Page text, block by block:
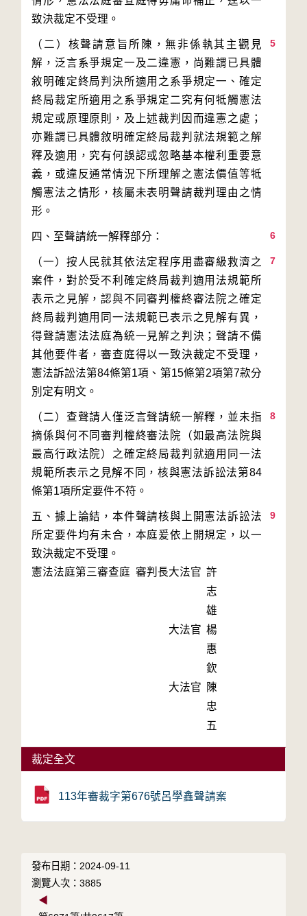
5
（二）核聲請意旨所陳，無非係執其主觀見
解，泛言系爭規定一及二違憲，尚難謂已具體
敘明確定終局判決所適用之系爭規定一、確定
終局裁定所適用之系爭規定二究有何牴觸憲法
規定或原理原則，及上述裁判因而違憲之處；
亦難謂已具體敘明確定終局裁判就法規範之解
釋及適用，究有何誤認或忽略基本權利重要意
義，或違反通常情況下所理解之憲法價值等牴
觸憲法之情形，核屬未表明聲請裁判理由之情
6
7
（一）按人民就其依法定程序用盡審級救濟之
案件，對於受不利確定終局裁判適用法規範所
表示之見解，認與不同審判權終審法院之確定
終局裁判適用同一法規範已表示之見解有異，
得聲請憲法法庭為統一見解之判決；聲請不備
其他要件者，審查庭得以一致決裁定不受理，
憲法訴訟法第84條第1項、第15條第2項第7款分
8
（二）查聲請人僅泛言聲請統一解釋，並未指
摘係與何不同審判權終審法院（如最高法院與
最高行政法院）之確定終局裁判就適用同一法
規範所表示之見解不同，核與憲法訴訟法第84
9
五、據上論結，本件聲請核與上開憲法訴訟法
所定要件均有未合，本庭爰依上開規定，以一
致決裁定不受理。
憲法法庭第三審查庭 審判長大法官 許
志
雄
大法官 楊
惠
欽
大法官
陳
忠
五
裁定全文
113年審裁字第676號呂學鑫聲請案
發布日期：2024-09-11
瀏覽人次：3885
◀